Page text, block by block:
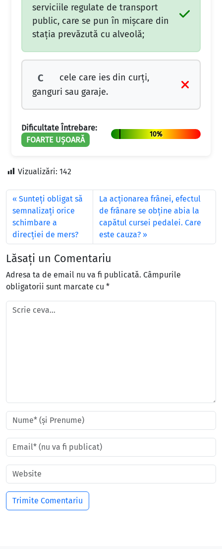
serviciile regulate de transport
public, care se pun în mişcare din
staţia prevăzută cu alveolă;
C
cele care ies din curţi,
ganguri sau garaje.
Dificultate Întrebare:
FOARTE UȘOARĂ
10%
Vizualizări: 142
Sunteţi obligat să
semnalizaţi orice
schimbare a
direcţiei de mers?
La acționarea frânei, efectul
de frânare se obține abia la
capătul cursei pedalei. Care
este cauza?
Lăsați un Comentariu
Adresa ta de email nu va fi publicată. Câmpurile
obligatorii sunt marcate cu *